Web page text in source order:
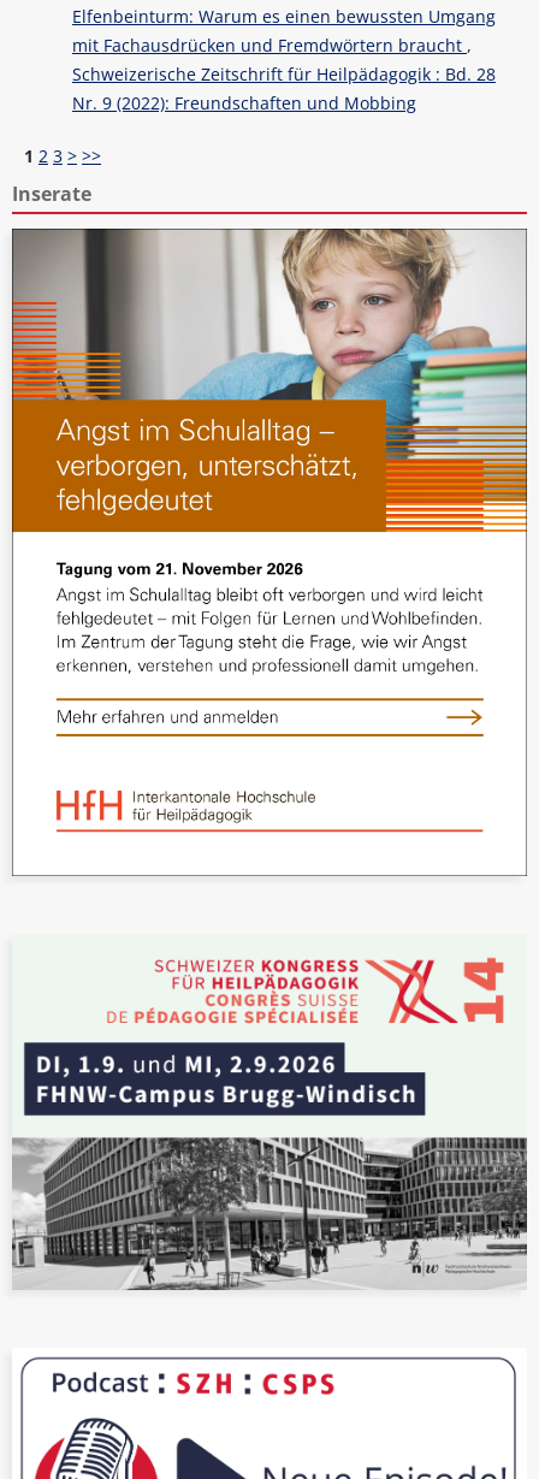
Elfenbeinturm: Warum es einen bewussten Umgang
mit Fachausdrücken und Fremdwörtern braucht ,
Schweizerische Zeitschrift für Heilpädagogik : Bd. 28
Nr. 9 (2022): Freundschaften und Mobbing
1 2 3 > >>
Inserate